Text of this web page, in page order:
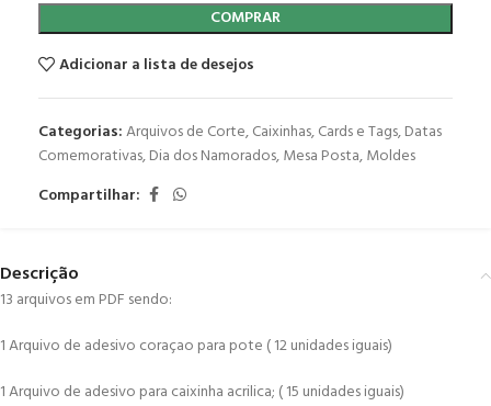
COMPRAR
Adicionar a lista de desejos
Categorias:Arquivos de Corte,Caixinhas,Cards e Tags,Datas
Comemorativas,Dia dos Namorados,Mesa Posta,Moldes
Compartilhar:
Descrição
13 arquivos em PDF sendo:
1 Arquivo de adesivo coraçao para pote ( 12 unidades iguais)
1 Arquivo de adesivo para caixinha acrilica; ( 15 unidades iguais)